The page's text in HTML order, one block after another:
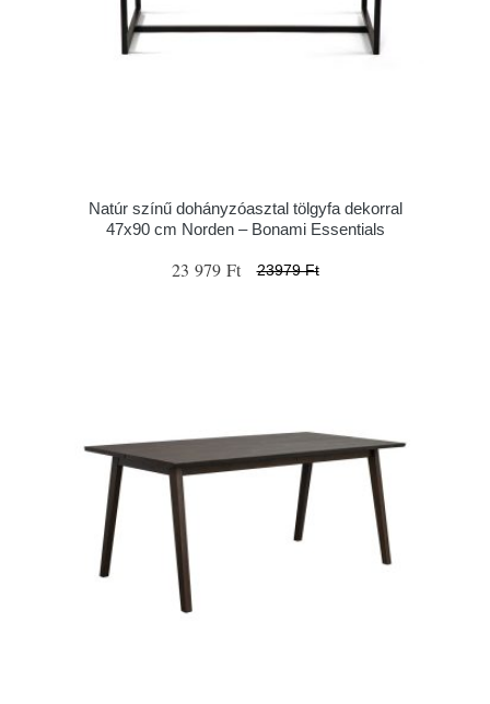
Natúr színű dohányzóasztal tölgyfa dekorral
47x90 cm Norden – Bonami Essentials
23 979 Ft 23979 Ft